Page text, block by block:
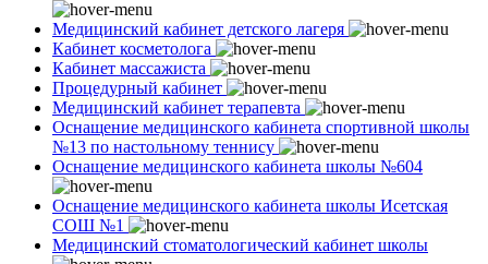
Медицинский кабинет детского лагеря
Кабинет косметолога
Кабинет массажиста
Процедурный кабинет
Медицинский кабинет терапевта
Оснащение медицинского кабинета спортивной школы
№13 по настольному теннису
Оснащение медицинского кабинета школы №604
Оснащение медицинского кабинета школы Исетская
СОШ №1
Медицинский стоматологический кабинет школы